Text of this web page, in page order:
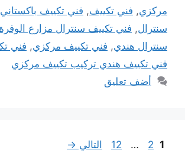
مركزي, فني تكييف, فني تكييف باكستاني
سنترال, فني تكييف سنترال مزارع الوفرة
سنترال هندي, فني تكييف مركزي, فني
فني تكييف هندي تركيب تكييف مركزي
أضف تعليق
Page
1
Page
2
…
Page
12 التالي →